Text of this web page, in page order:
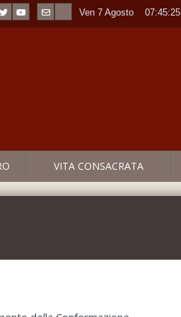
Ven 7 Agosto ----07:45:25
VITA CONSACRATA